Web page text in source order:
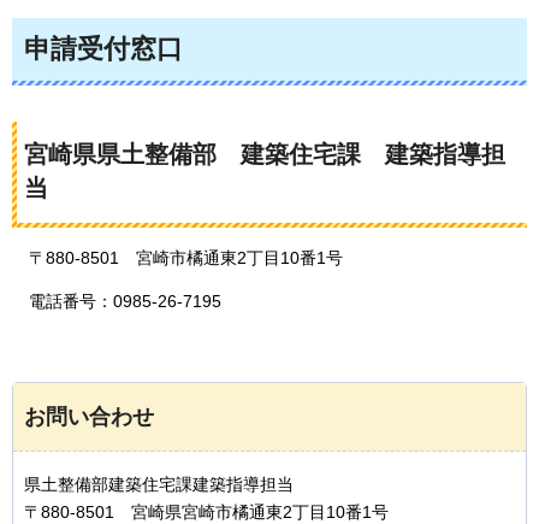
申請受付窓口
宮崎県県土整備部 建築住宅課 建築指導担
当
〒880-8501 宮崎市橘通東2丁目10番1号
電話番号：0985-26-7195
お問い合わせ
県土整備部建築住宅課建築指導担当
〒880-8501 宮崎県宮崎市橘通東2丁目10番1号